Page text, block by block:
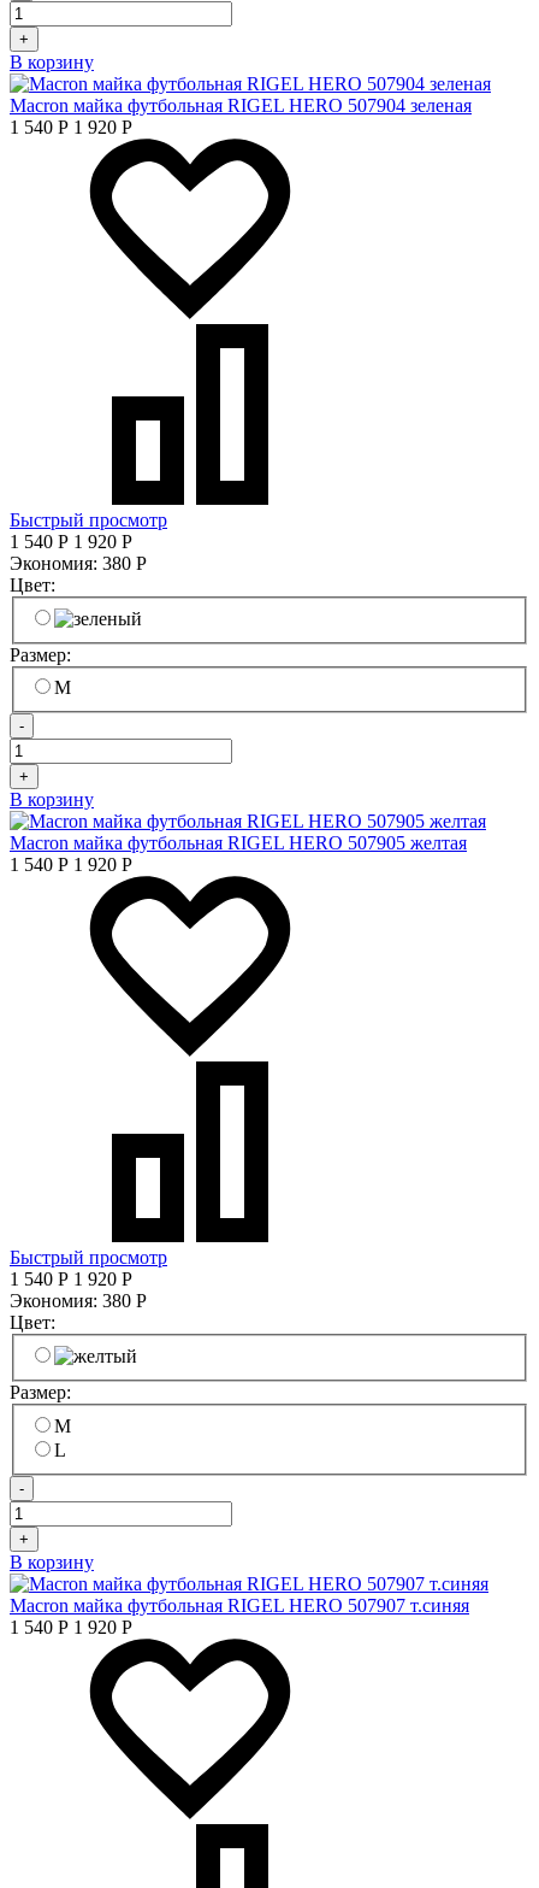
+
В корзину
Macron майка футбольная RIGEL HERO 507904 зеленая
1 540 Р 1 920 Р
Быстрый просмотр
1 540 Р 1 920 Р
Экономия: 380 Р
Цвет:
Размер:
M
-
+
В корзину
Macron майка футбольная RIGEL HERO 507905 желтая
1 540 Р 1 920 Р
Быстрый просмотр
1 540 Р 1 920 Р
Экономия: 380 Р
Цвет:
Размер:
M
L
-
+
В корзину
Macron майка футбольная RIGEL HERO 507907 т.синяя
1 540 Р 1 920 Р